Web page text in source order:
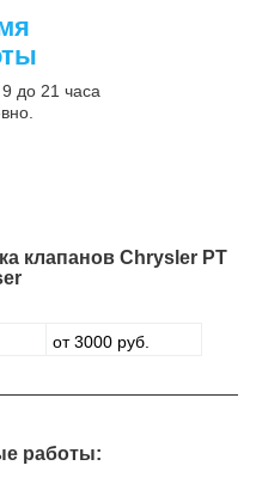
до 21 часа
клапанов Chrysler PT
от 3000 руб.
работы: